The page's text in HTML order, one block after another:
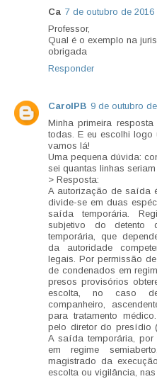
Ca 7 de outubro de 2016
Professor,
Qual é o exemplo na
obrigada
Responder
CarolPB 9 de outubro
Minha primeira
todas. E eu escolhi logo
vamos lá!
Uma pequena dúvida:
sei quantas linhas
> Resposta:
A autorização de saída
divide-se em duas
saída temporária.
subjetivo do
temporária, que
da autoridade
legais. Por permissão
de condenados em
presos provisórios
escolta, no caso
companheiro,
para tratamento
pelo diretor do presídio
A saída temporária,
em regime
magistrado da
escolta ou vigilância,